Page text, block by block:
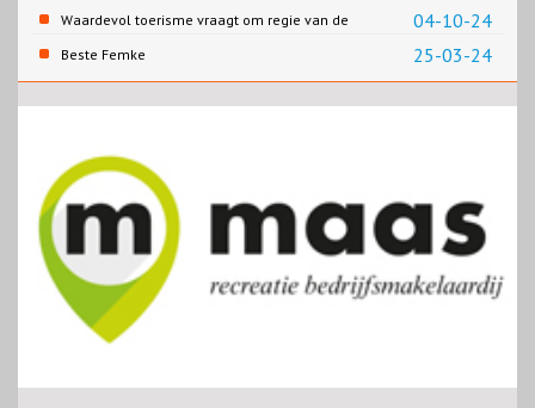
of een zegen?
04-10-24
Waardevol toerisme vraagt om regie van de
overheid
25-03-24
Beste Femke